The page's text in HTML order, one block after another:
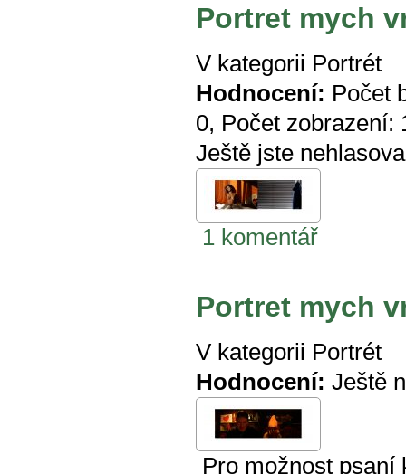
Portret mych
V kategorii Portrét
Hodnocení: Počet
0, Počet zobrazení:
Ještě jste
1 komentář
Portret mych
V kategorii Portrét
Hodnocení: Ještě
Pro možnost